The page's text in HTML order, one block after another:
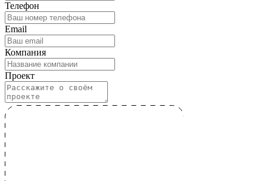
Телефон
Email
Компания
Проект